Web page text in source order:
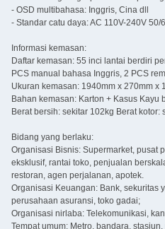
- OSD multibahasa: Inggris, Cina dll
- Standar catu daya: AC 110V-240V 50/
Informasi kemasan:
Daftar kemasan: 55 inci lantai berdiri
PCS manual bahasa Inggris, 2 PCS
Ukuran kemasan: 1940mm x 270mm x
Bahan kemasan: Karton + Kasus Kayu
Berat bersih: sekitar 102kg Berat kotor:
Bidang yang berlaku:
Organisasi Bisnis: Supermarket, pusat
eksklusif, rantai toko, penjualan
restoran, agen perjalanan, apotek.
Organisasi Keuangan: Bank, sekuritas
perusahaan asuransi, toko gadai;
Organisasi nirlaba: Telekomunikasi,
Tempat umum: Metro, bandara,